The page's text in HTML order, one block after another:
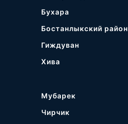
Бухара
Бостанлыкский район
Гиждуван
Хива
Мубарек
Чирчик